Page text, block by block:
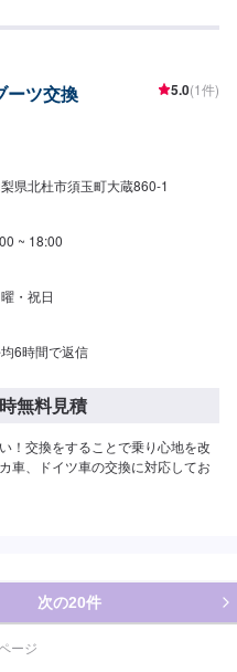
たします。--------------------------------
可能ですオファーにて詳細をお送
はお客様にご負担頂いておりま
、祝日営業時間：9:00~18:00
ーツ交換 5.0(1件)
県北杜市須玉町大蔵860-1
~ 18:00
・祝日
6時間で返信
無料見積
！交換をすることで乗り心地を改
車、ドイツ車の交換に対応してお
次の20件
ージ